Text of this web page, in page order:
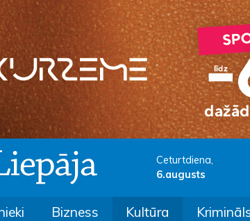
Ceturtdiena,
6.augusts
Bizness Kultūra